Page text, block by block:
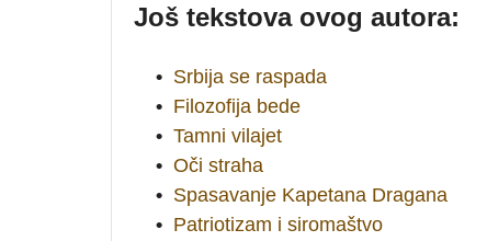
Još tekstova ovog autora:
• Srbija se raspada
• Filozofija bede
• Tamni vilajet
• Oči straha
• Spasavanje Kapetana Dragana
• Patriotizam i siromaštvo